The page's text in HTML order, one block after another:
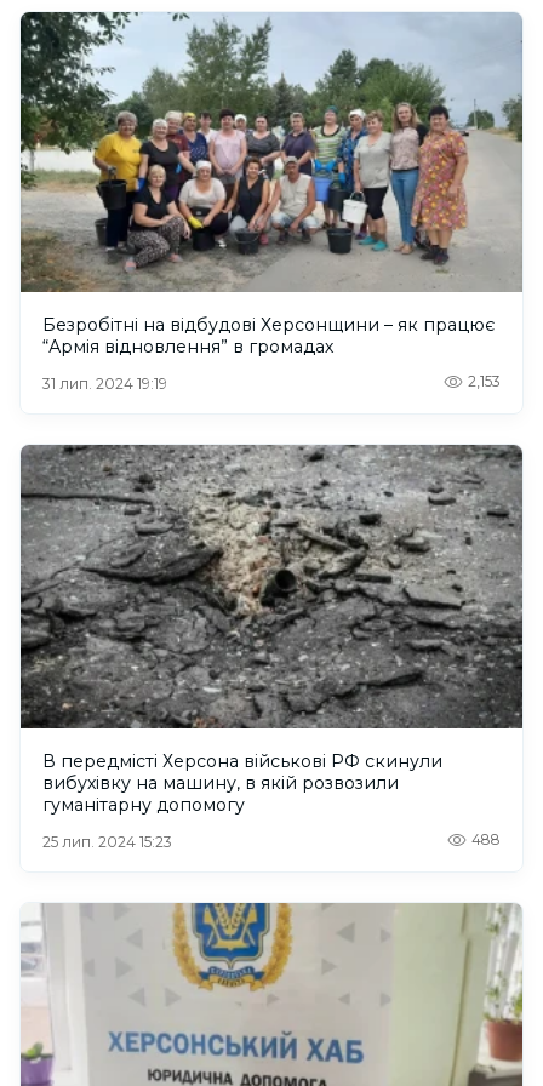
Безробітні на відбудові Херсонщини – як працює
“Армія відновлення” в громадах
31 лип. 2024 19:19 2,153
В передмісті Херсона військові РФ скинули
вибухівку на машину, в якій розвозили
гуманітарну допомогу
25 лип. 2024 15:23 488